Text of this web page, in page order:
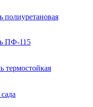
полиуретановая
ПФ-115
термостойкая